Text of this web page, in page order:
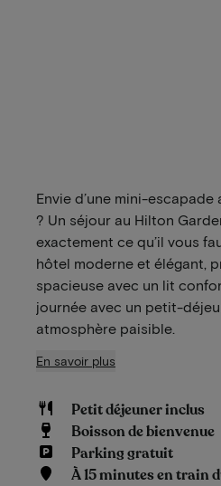
Envie d’une mini-
? Un séjour au Hilton
exactement ce qu’il vous
hôtel moderne et élégant,
spacieuse avec un lit
journée avec un petit-
atmosphère paisible.
En savoir plus
Petit déjeuner inclus
Boisson de bienvenue
Parking gratuit
À 15 minutes en train